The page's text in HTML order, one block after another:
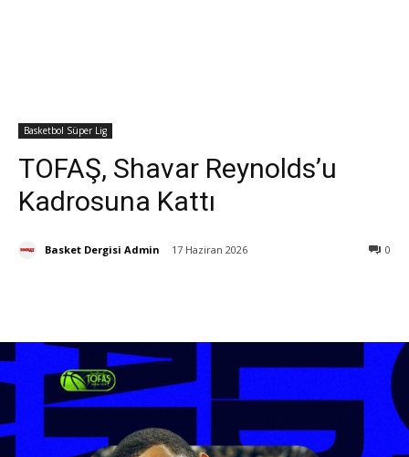
Basketbol Süper Lig
TOFAŞ, Shavar Reynolds’u
Kadrosuna Kattı
Basket Dergisi Admin 17 Haziran 2026 0